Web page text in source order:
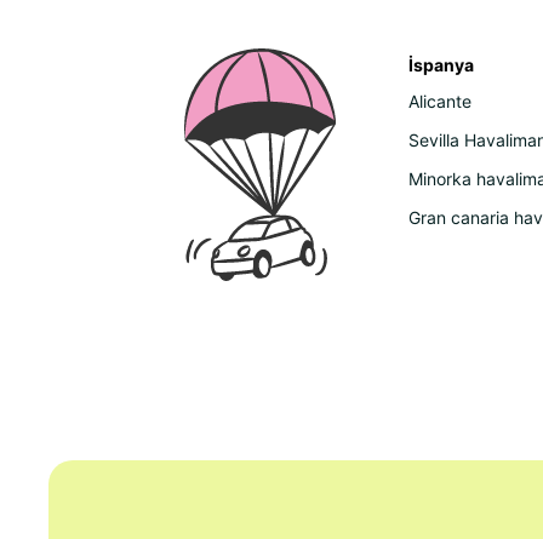
İspanya
Alicante
Sevilla
Minorka
Gran canaria